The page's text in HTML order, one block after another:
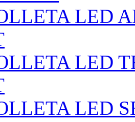
LED
LED
LED